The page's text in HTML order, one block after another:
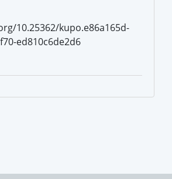
10.25362/kupo.e86a165d-
ed810c6de2d6